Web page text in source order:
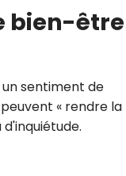
bien-être
sentiment de
« rendre la